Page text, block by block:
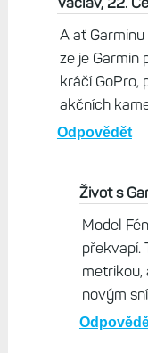
A ať
ze je Garmin
kráčí GoPro,
akčních
Odpovědět
Život s
Model
překvapí.
metrikou,
novým